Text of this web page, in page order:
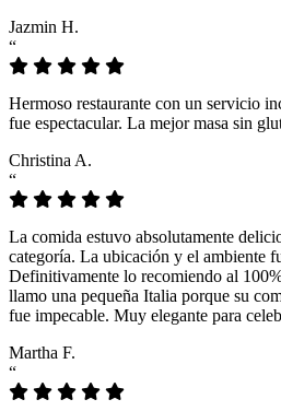
Jazmin H.
“
Hermoso restaurante con un servicio
fue espectacular. La mejor masa sin
Christina A.
“
La comida estuvo absolutamente
categoría. La ubicación y el ambiente
Definitivamente lo recomiendo al
llamo una pequeña Italia porque su
fue impecable. Muy elegante para
Martha F.
“